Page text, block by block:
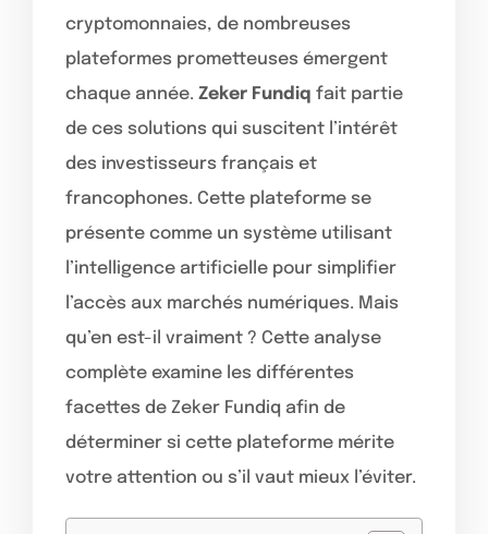
cryptomonnaies, de nombreuses
plateformes prometteuses émergent
chaque année. Zeker Fundiq fait partie
de ces solutions qui suscitent l’intérêt
des investisseurs français et
francophones. Cette plateforme se
présente comme un système utilisant
l’intelligence artificielle pour simplifier
l’accès aux marchés numériques. Mais
qu’en est-il vraiment ? Cette analyse
complète examine les différentes
facettes de Zeker Fundiq afin de
déterminer si cette plateforme mérite
votre attention ou s’il vaut mieux l’éviter.